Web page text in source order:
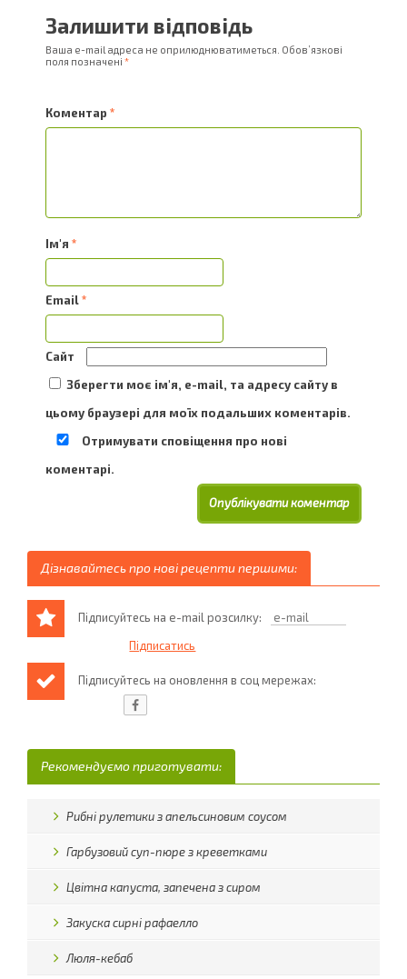
Залишити відповідь
Ваша e-mail адреса не оприлюднюватиметься. Обов’язкові
поля позначені *
Коментар *
Ім'я *
Email*
Сайт
Зберегти моє ім'я, e-mail, та адресу сайту в
цьому браузері для моїх подальших коментарів.
Отримувати сповіщення про нові
коментарі.
Дізнавайтесь про нові рецепти першими:
Підписуйтесь на e-mail розсилку:
Підписуйтесь на оновлення в соц мережах:
Рекомендуємо приготувати:
Рибні рулетики з апельсиновим соусом
Гарбузовий суп-пюре з креветками
Цвітна капуста, запечена з сиром
Закуска сирні рафаелло
Люля-кебаб